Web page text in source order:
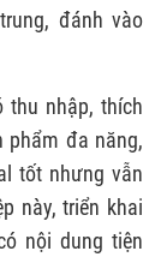
đánh vào
thu nhập, thích
phẩm đa năng,
tốt nhưng vẫn
này, triển khai
nội dung tiện